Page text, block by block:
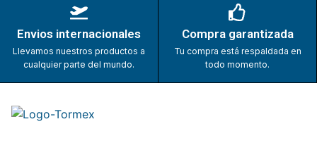
Envios internacionales
Llevamos nuestros productos a
cualquier parte del mundo.
Compra garantizada
Tu compra está respaldada en
todo momento.